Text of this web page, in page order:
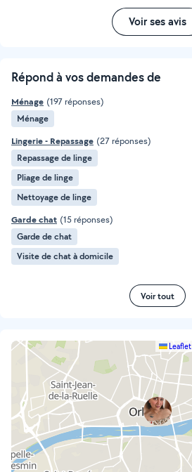
Voir ses avis
Répond à vos demandes de
Ménage (197 réponses)
Ménage
Lingerie - Repassage (27 réponses)
Repassage de linge
Pliage de linge
Nettoyage de linge
Garde chat (15 réponses)
Garde de chat
Visite de chat à domicile
Voir tout
Leaflet